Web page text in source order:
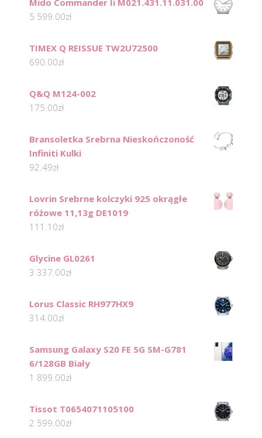
Mido Commander Ii M021.431.11.031.00
5 599.00zł
TIMEX Q REISSUE TW2U72500
690.00zł
Q&Q M124-002
175.00zł
Bransoletka Srebrna Nieskończoność
Infiniti Kulki
92.49zł
Lovrin Srebrne kolczyki 925 okrągłe
różowe 11,13g DE1019
111.10zł
Glycine GL0261
3 337.00zł
Lorus Classic RH977HX9
314.00zł
Samsung Galaxy S20 FE 5G SM-G781
6/128GB Biały
1 899.00zł
Tissot T0654071105100
2 599.00zł